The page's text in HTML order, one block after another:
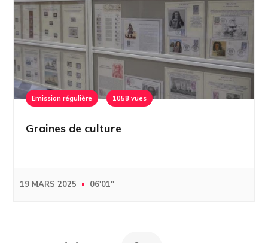
Emission régulière 1058 vues
Graines de culture
19 MARS 2025 06'01''